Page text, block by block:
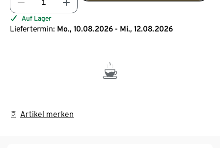
Auf Lager
Liefertermin: Mo., 10.08.2026 - Mi., 12.08.2026
Artikel merken